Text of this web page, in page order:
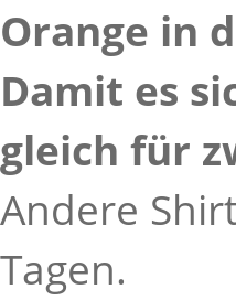
Orange in
Damit es
gleich für
Andere
Tagen.